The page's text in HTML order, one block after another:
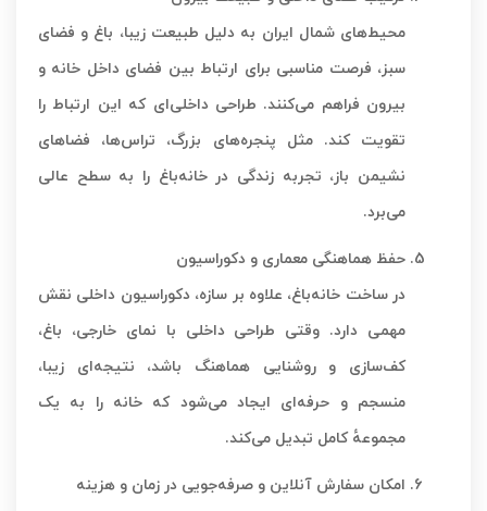
محیط‌های شمال ایران به دلیل طبیعت زیبا، باغ و فضای
سبز، فرصت مناسبی برای ارتباط بین فضای داخل خانه و
بیرون فراهم می‌کنند. طراحی داخلی‌ای که این ارتباط را
تقویت کند. مثل پنجره‌های بزرگ، تراس‌ها، فضاهای
نشیمن باز، تجربه زندگی در خانه‌باغ را به سطح عالی
می‌برد.
حفظ هماهنگی معماری و دکوراسیون
در ساخت خانه‌باغ، علاوه بر سازه، دکوراسیون داخلی نقش
مهمی دارد. وقتی طراحی داخلی با نمای خارجی، باغ،
کف‌سازی و روشنایی هماهنگ باشد، نتیجه‌ای زیبا،
منسجم و حرفه‌ای ایجاد می‌شود که خانه را به یک
مجموعهٔ کامل تبدیل می‌کند.
امکان سفارش آنلاین و صرفه‌جویی در زمان و هزینه